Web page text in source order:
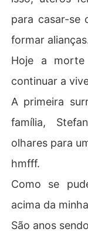
para casar-se
formar
Hoje a
continuar a
A primeira
família,
olhares para
hmfff.
Como se
acima da
São anos